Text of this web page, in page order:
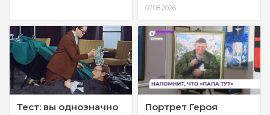
Тест: вы однозначно
07.08.2026
Портрет Героя